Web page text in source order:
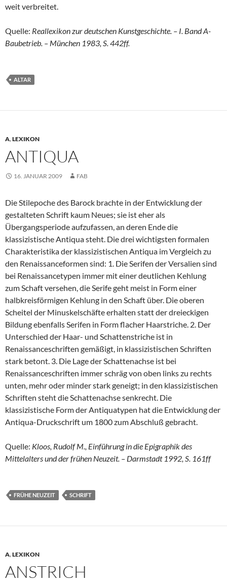
weit verbreitet.
Quelle: Reallexikon zur deutschen Kunstgeschichte. – I. Band A-
Baubetrieb. – München 1983, S. 442ff.
ALTAR
A,LEXIKON
ANTIQUA
16. JANUAR 2009 FAB
Die Stilepoche des Barock brachte in der Entwicklung der
gestalteten Schrift kaum Neues; sie ist eher als
Übergangsperiode aufzufassen, an deren Ende die
klassizistische Antiqua steht. Die drei wichtigsten formalen
Charakteristika der klassizistischen Antiqua im Vergleich zu
den Renaissanceformen sind: 1. Die Serifen der Versalien sind
bei Renaissancetypen immer mit einer deutlichen Kehlung
zum Schaft versehen, die Serife geht meist in Form einer
halbkreisförmigen Kehlung in den Schaft über. Die oberen
Scheitel der Minuskelschäfte erhalten statt der dreieckigen
Bildung ebenfalls Serifen in Form flacher Haarstriche. 2. Der
Unterschied der Haar- und Schattenstriche ist in
Renaissanceschriften gemäßigt, in klassizistischen Schriften
stark betont. 3. Die Lage der Schattenachse ist bei
Renaissanceschriften immer schräg von oben links zu rechts
unten, mehr oder minder stark geneigt; in den klassizistischen
Schriften steht die Schattenachse senkrecht. Die
klassizistische Form der Antiquatypen hat die Entwicklung der
Antiqua-Druckschrift um 1800 zum Abschluß gebracht.
Quelle: Kloos, Rudolf M., Einführung in die Epigraphik des
Mittelalters und der frühen Neuzeit. – Darmstadt 1992, S. 161ff
FRÜHE NEUZEIT SCHRIFT
A,LEXIKON
ANSTRICH